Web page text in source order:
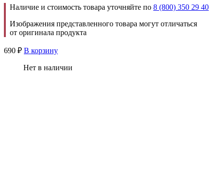
Наличие и стоимость товара уточняйте по 8 (800) 350 29 40
Изображения представленного товара могут отличаться
от оригинала продукта
690 ₽ В корзину
Нет в наличии